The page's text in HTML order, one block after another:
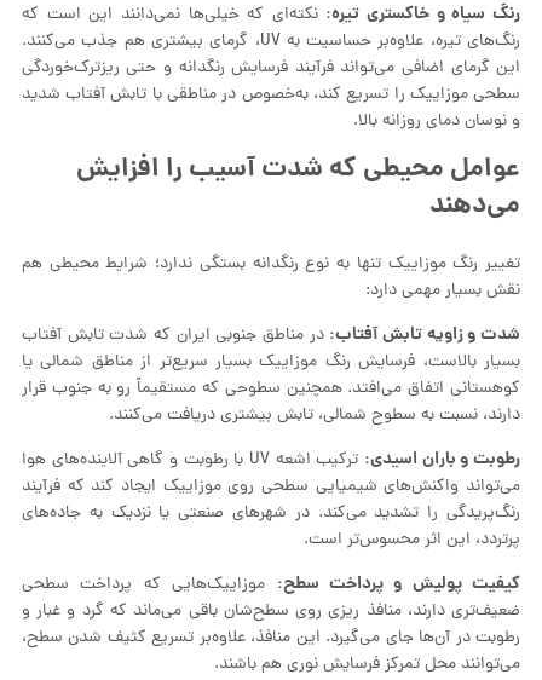
رنگ سیاه و خاکستری تیره: نکته‌ای که خیلی‌ها نمی‌دانند این است که
رنگ‌های تیره، علاوه‌بر حساسیت به UV، گرمای بیشتری هم جذب می‌کنند.
این گرمای اضافی می‌تواند فرآیند فرسایش رنگدانه و حتی ریزترک‌خوردگی
سطحی موزاییک را تسریع کند، به‌خصوص در مناطقی با تابش آفتاب شدید
و نوسان دمای روزانه بالا.
عوامل محیطی که شدت آسیب را افزایش
می‌دهند
تغییر رنگ موزاییک تنها به نوع رنگدانه بستگی ندارد؛ شرایط محیطی هم
نقش بسیار مهمی دارد:
شدت و زاویه تابش آفتاب: در مناطق جنوبی ایران که شدت تابش آفتاب
بسیار بالاست، فرسایش رنگ موزاییک بسیار سریع‌تر از مناطق شمالی یا
کوهستانی اتفاق می‌افتد. همچنین سطوحی که مستقیماً رو به جنوب قرار
دارند، نسبت به سطوح شمالی، تابش بیشتری دریافت می‌کنند.
رطوبت و باران اسیدی:
ترکیب اشعه UV با رطوبت و گاهی آلاینده‌های هوا
می‌تواند واکنش‌های شیمیایی سطحی روی موزاییک ایجاد کند که فرآیند
رنگ‌پریدگی را تشدید می‌کند. در شهرهای صنعتی یا نزدیک به جاده‌های
پرتردد، این اثر محسوس‌تر است.
کیفیت پولیش و پرداخت سطح: موزاییک‌هایی که پرداخت سطحی
ضعیف‌تری دارند، منافذ ریزی روی سطح‌شان باقی می‌ماند که گرد و غبار و
رطوبت در آن‌ها جای می‌گیرد. این منافذ، علاوه‌بر تسریع کثیف شدن سطح،
می‌توانند محل تمرکز فرسایش نوری هم باشند.